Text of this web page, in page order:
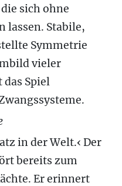
sich ohne
lassen. Stabile,
Symmetrie
vieler
Spiel
in der Welt.‹ Der
bereits zum
Er erinnert